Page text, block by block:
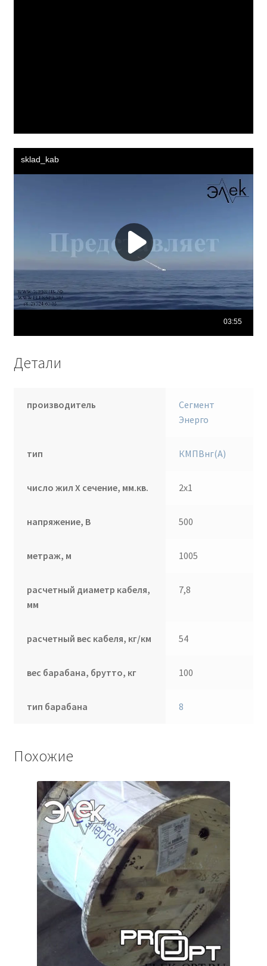
Детали
производитель
Сегмент
Энерго
тип КМПВнг(А)
число жил Х сечение, мм.кв. 2х1
напряжение, В 500
метраж, м 1005
расчетный диаметр кабеля,
мм
7,8
расчетный вес кабеля, кг/км 54
вес барабана, брутто, кг 100
тип барабана 8
Похожие